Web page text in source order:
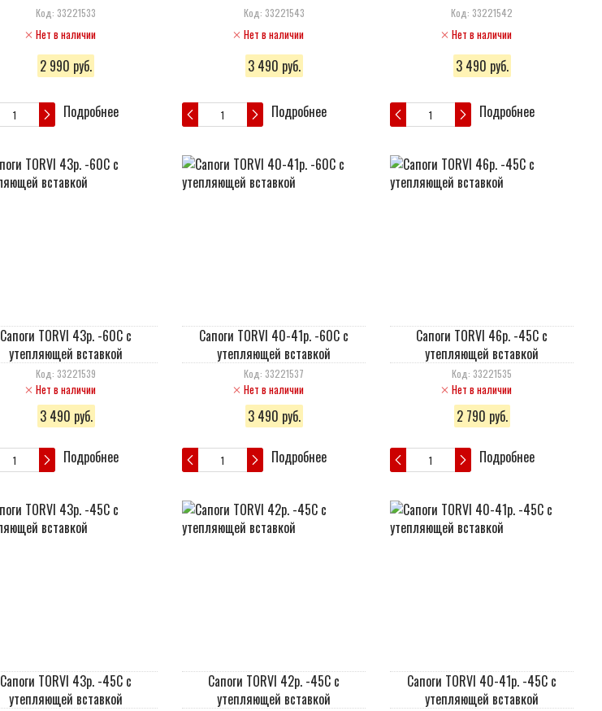
Код: 33221533
Нет в наличии
2 990 руб.
Подробнее
Код: 33221543
Нет в наличии
3 490 руб.
Подробнее
Код: 33221542
Нет в наличии
3 490 руб.
Подробнее
Сапоги TORVI 43р. -60С с
утепляющей вставкой
Код: 33221539
Нет в наличии
3 490 руб.
Подробнее
Сапоги TORVI 40-41р. -60С с
утепляющей вставкой
Код: 33221537
Нет в наличии
3 490 руб.
Подробнее
Сапоги TORVI 46р. -45С с
утепляющей вставкой
Код: 33221535
Нет в наличии
2 790 руб.
Подробнее
Сапоги TORVI 43р. -45С с
утепляющей вставкой
Сапоги TORVI 42р. -45С с
утепляющей вставкой
Сапоги TORVI 40-41р. -45С с
утепляющей вставкой